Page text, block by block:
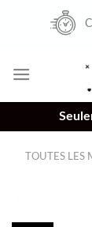
TOUTES LES